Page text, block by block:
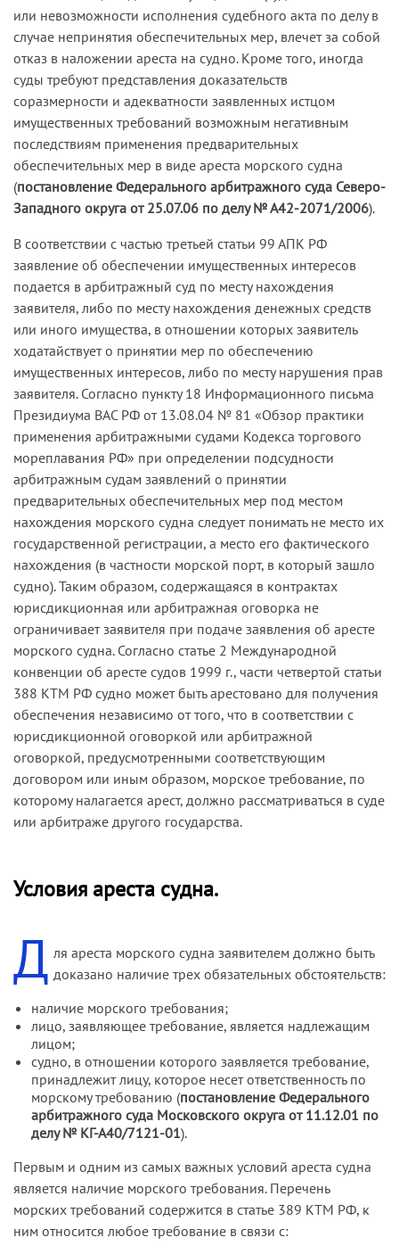
или невозможности исполнения судебного акта по делу в
случае непринятия обеспечительных мер, влечет за собой
отказ в наложении ареста на судно. Кроме того, иногда
суды требуют представления доказательств
соразмерности и адекватности заявленных истцом
имущественных требований возможным негативным
последствиям применения предварительных
обеспечительных мер в виде ареста морского судна
(постановление Федерального арбитражного суда Северо-
Западного округа от 25.07.06 по делу № А42-2071/2006).
В соответствии с частью третьей статьи 99 АПК РФ
заявление об обеспечении имущественных интересов
подается в арбитражный суд по месту нахождения
заявителя, либо по месту нахождения денежных средств
или иного имущества, в отношении которых заявитель
ходатайствует о принятии мер по обеспечению
имущественных интересов, либо по месту нарушения прав
заявителя. Согласно пункту 18 Информационного письма
Президиума ВАС РФ от 13.08.04 № 81 «Обзор практики
применения арбитражными судами Кодекса торгового
мореплавания РФ» при определении подсудности
арбитражным судам заявлений о принятии
предварительных обеспечительных мер под местом
нахождения морского судна следует понимать не место их
государственной регистрации, а место его фактического
нахождения (в частности морской порт, в который зашло
судно). Таким образом, содержащаяся в контрактах
юрисдикционная или арбитражная оговорка не
ограничивает заявителя при подаче заявления об аресте
морского судна. Согласно статье 2 Международной
конвенции об аресте судов 1999 г., части четвертой статьи
388 КТМ РФ судно может быть арестовано для получения
обеспечения независимо от того, что в соответствии с
юрисдикционной оговоркой или арбитражной
оговоркой, предусмотренными соответствующим
договором или иным образом, морское требование, по
которому налагается арест, должно рассматриваться в суде
или арбитраже другого государства.
Условия ареста судна.
Д ля ареста морского судна заявителем должно быть
доказано наличие трех обязательных обстоятельств:
наличие морского требования;
лицо, заявляющее требование, является надлежащим
лицом;
судно, в отношении которого заявляется требование,
принадлежит лицу, которое несет ответственность по
морскому требованию (постановление Федерального
арбитражного суда Московского округа от 11.12.01 по
делу № КГ-А40/7121-01).
Первым и одним из самых важных условий ареста судна
является наличие морского требования. Перечень
морских требований содержится в статье 389 КТМ РФ, к
ним относится любое требование в связи с: